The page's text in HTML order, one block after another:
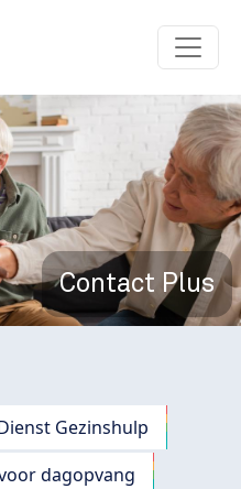
Contact Plus
Gezinshulp
dagopvang